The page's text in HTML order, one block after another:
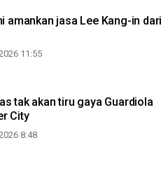
amankan jasa Lee Kang-in dari
11:55
tak akan tiru gaya Guardiola
City
8:48